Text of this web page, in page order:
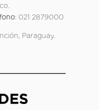
: 021 2879000
Paraguay.